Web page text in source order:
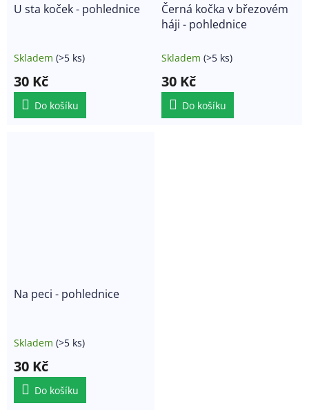
U sta koček - pohlednice
Skladem (>5 ks)
30 Kč
Do košíku
Černá kočka v březovém
háji - pohlednice
Skladem (>5 ks)
30 Kč
Do košíku
Na peci - pohlednice
Skladem (>5 ks)
30 Kč
Do košíku